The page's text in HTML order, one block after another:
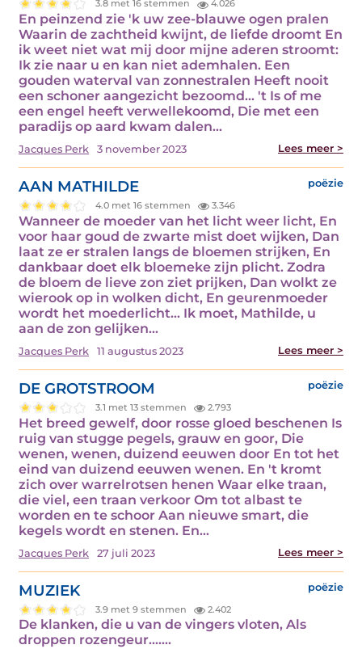
3.8 met 16 stemmen 4.026
En peinzend zie 'k uw zee-blauwe ogen pralen
Waarin de zachtheid kwijnt, de liefde droomt En
ik weet niet wat mij door mijne aderen stroomt:
Ik zie naar u en kan niet ademhalen. Een
gouden waterval van zonnestralen Heeft nooit
een schoner aangezicht bezoomd... 't Is of me
een engel heeft verwellekoomd, Die met een
paradijs op aard kwam dalen…
Jacques Perk 3 november 2023 Lees meer >
AAN MATHILDE poëzie
4.0 met 16 stemmen 3.346
Wanneer de moeder van het licht weer licht, En
voor haar goud de zwarte mist doet wijken, Dan
laat ze er stralen langs de bloemen strijken, En
dankbaar doet elk bloemeke zijn plicht. Zodra
de bloem de lieve zon ziet prijken, Dan wolkt ze
wierook op in wolken dicht, En geurenmoeder
wordt het moederlicht... Ik moet, Mathilde, u
aan de zon gelijken…
Jacques Perk 11 augustus 2023 Lees meer >
DE GROTSTROOM poëzie
3.1 met 13 stemmen 2.793
Het breed gewelf, door rosse gloed beschenen Is
ruig van stugge pegels, grauw en goor, Die
wenen, wenen, duizend eeuwen door En tot het
eind van duizend eeuwen wenen. En 't kromt
zich over warrelrotsen henen Waar elke traan,
die viel, een traan verkoor Om tot albast te
worden en te schoor Aan nieuwe smart, die
kegels wordt en stenen. En…
Jacques Perk 27 juli 2023 Lees meer >
MUZIEK poëzie
3.9 met 9 stemmen 2.402
De klanken, die u van de vingers vloten, Als
droppen rozengeur....…